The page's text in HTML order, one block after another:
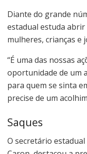
Diante do grande
estadual estuda
mulheres, crianças e
“É uma das nossas
oportunidade de um
para quem se sinta
precise de um
Saques
O secretário